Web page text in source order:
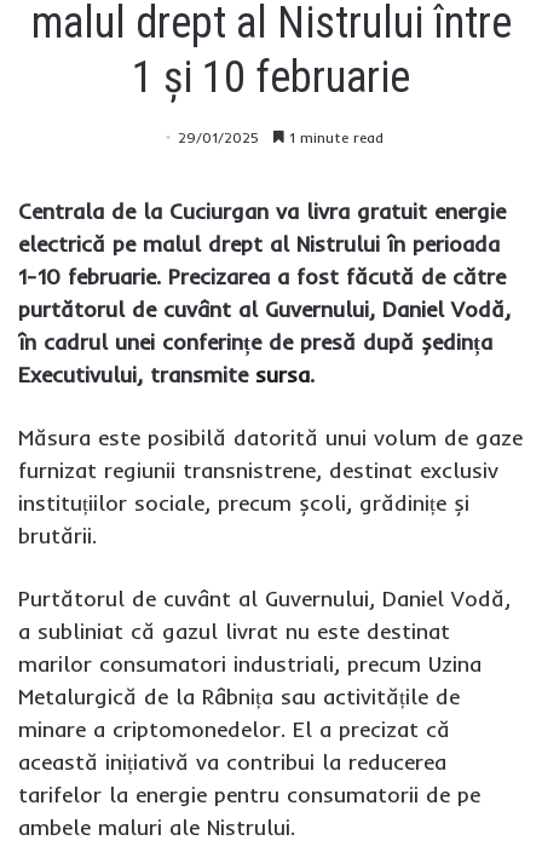
malul drept al Nistrului între
1 și 10 februarie
29/01/2025 1 minute read
Centrala de la Cuciurgan va livra gratuit energie
electrică pe malul drept al Nistrului în perioada
1-10 februarie. Precizarea a fost făcută de către
purtătorul de cuvânt al Guvernului, Daniel Vodă,
în cadrul unei conferințe de presă după ședința
Executivului, transmite sursa.
Măsura este posibilă datorită unui volum de gaze
furnizat regiunii transnistrene, destinat exclusiv
instituțiilor sociale, precum școli, grădinițe și
brutării.
Purtătorul de cuvânt al Guvernului, Daniel Vodă,
a subliniat că gazul livrat nu este destinat
marilor consumatori industriali, precum Uzina
Metalurgică de la Râbnița sau activitățile de
minare a criptomonedelor. El a precizat că
această inițiativă va contribui la reducerea
tarifelor la energie pentru consumatorii de pe
ambele maluri ale Nistrului.